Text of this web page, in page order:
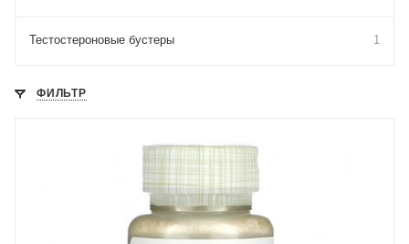
Тестостероновые бустеры 1
ФИЛЬТР